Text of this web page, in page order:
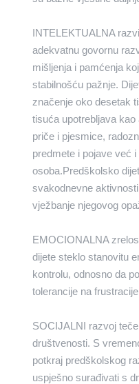
INTELEKTUALNA
adekvatnu govornu
mišljenja i pamćenja
stabilnošću pažnje.
značenje oko desetak
tisuća upotrebljava
priče i pjesmice,
predmete i pojave već
osoba.Predškolsko
svakodnevne
vježbanje njegovog
EMOCIONALNA
dijete steklo stanovitu
kontrolu, odnosno da
tolerancije na
SOCIJALNI razvoj
društvenosti. S
potkraj predškolskog
uspješno surađivati s